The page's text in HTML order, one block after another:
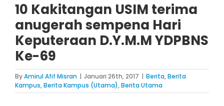
10 Kakitangan USIM terima
anugerah sempena Hari
Keputeraan D.Y.M.M YDPBNS
Ke-69
ByAmirul Afif Misran | Januari 26th, 2017 | Berita,Berita
Kampus,Berita Kampus (Utama),Berita Utama